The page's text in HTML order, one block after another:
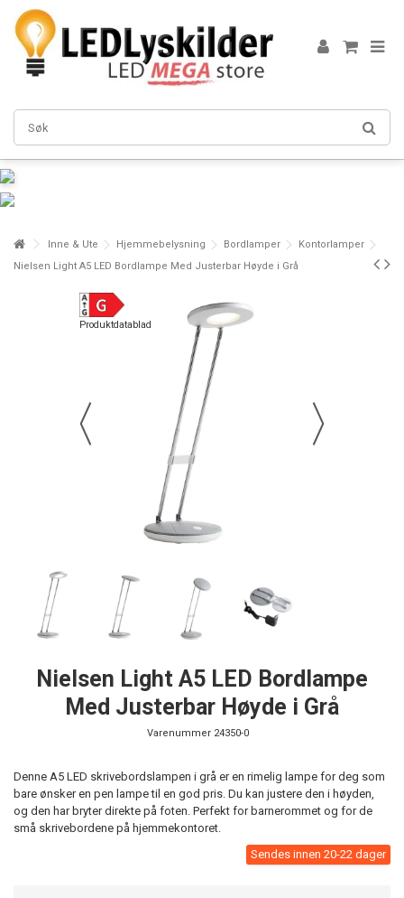
Inne & Ute Hjemmebelysning Bordlamper
Kontorlamper
Nielsen Light A5 LED Bordlampe Med Justerbar Høyde i Grå
Produktdatablad
Nielsen Light A5 LED Bordlampe
Med Justerbar Høyde i Grå
Varenummer 24350-0
Denne A5 LED skrivebordslampen i grå er en rimelig lampe for deg som
bare ønsker en pen lampe til en god pris. Du kan justere den i høyden,
og den har bryter direkte på foten. Perfekt for barnerommet og for de
små skrivebordene på hjemmekontoret.
Sendes innen 20-22 dager